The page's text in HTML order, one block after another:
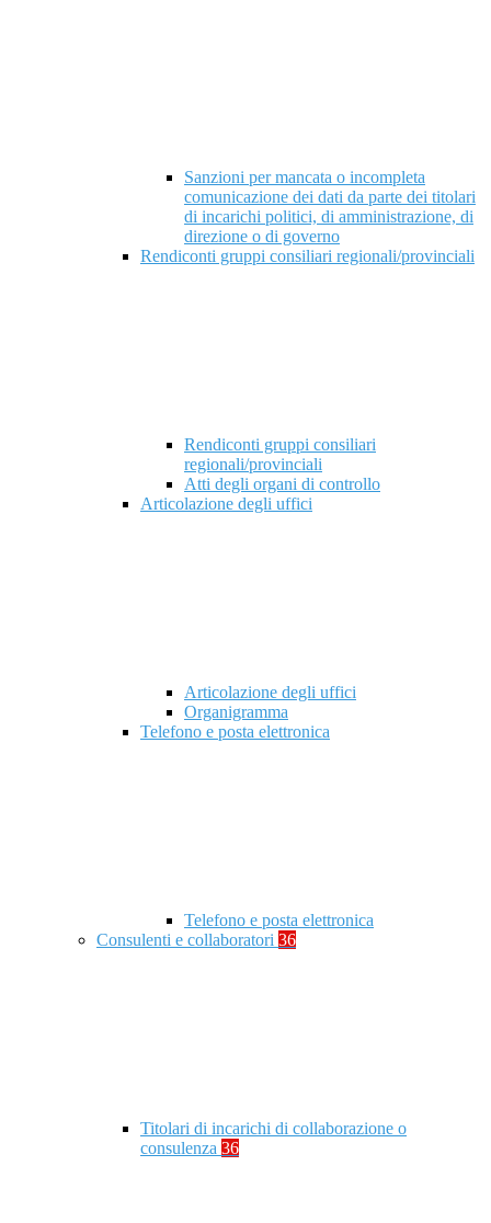
Sanzioni per mancata o incompleta
comunicazione dei dati da parte dei titolari
di incarichi politici, di amministrazione, di
direzione o di governo
Rendiconti gruppi consiliari regionali/provinciali
Rendiconti gruppi consiliari
regionali/provinciali
Atti degli organi di controllo
Articolazione degli uffici
Articolazione degli uffici
Organigramma
Telefono e posta elettronica
Telefono e posta elettronica
Consulenti e collaboratori 36
Titolari di incarichi di collaborazione o
consulenza 36